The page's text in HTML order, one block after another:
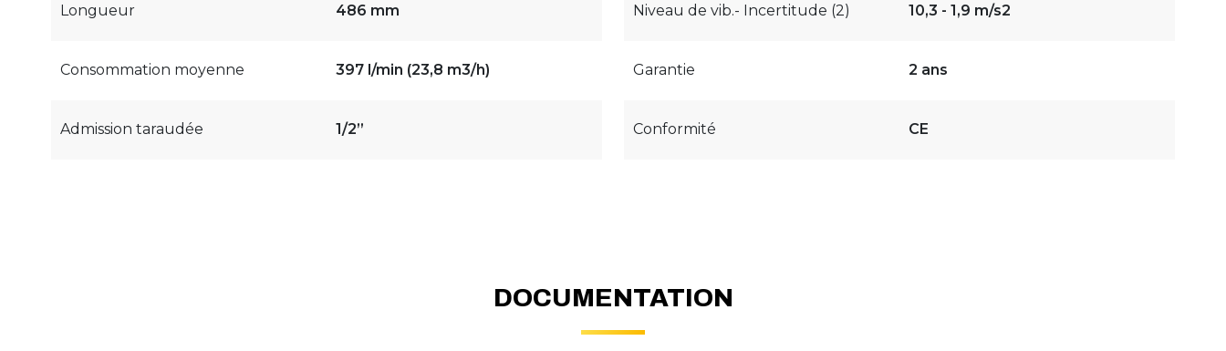
Longueur 486 mm
Consommation moyenne 397 l/min (23,8 m3/h)
Admission taraudée 1/2”
Niveau de vib.- Incertitude (2) 10,3 - 1,9 m/s2
Garantie 2 ans
Conformité CE
DOCUMENTATION